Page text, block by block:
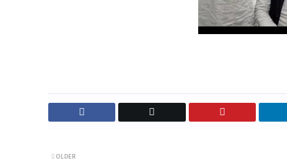
OLDER